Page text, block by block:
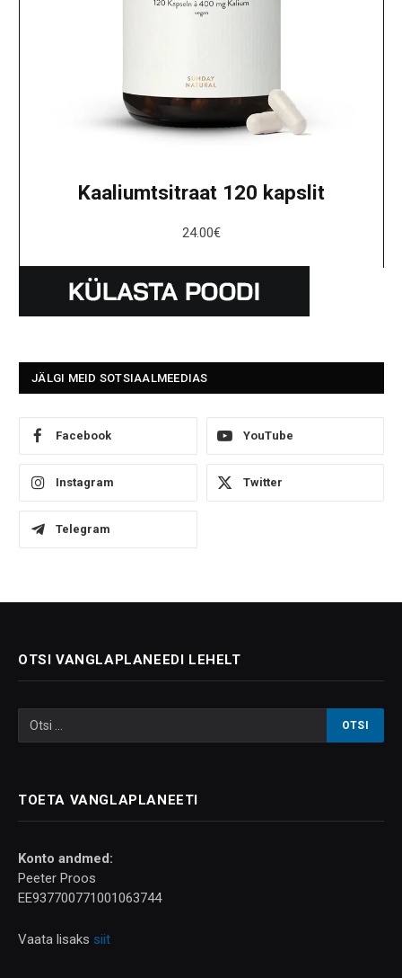
Kaaliumtsitraat 120 kapslit
24.00€
JÄLGI MEID SOTSIAALMEEDIAS
Facebook YouTube
Instagram Twitter
Telegram
OTSI VANGLAPLANEEDI LEHELT
TOETA VANGLAPLANEETI
Konto andmed:
Peeter Proos
EE937700771001063744
Vaata lisaks siit